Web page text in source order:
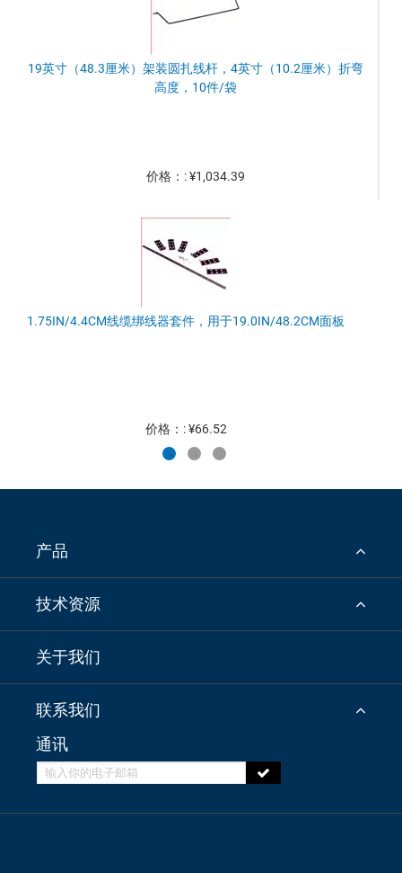
19英寸（48.3厘米）架装圆扎线杆，4英寸（10.2厘米）折弯
高度，10件/袋
价格：: ¥1,034.39
1.75IN/4.4CM线缆绑线器套件，用于19.0IN/48.2CM面板
价格：: ¥66.52
产品
技术资源
关于我们
联系我们
通讯